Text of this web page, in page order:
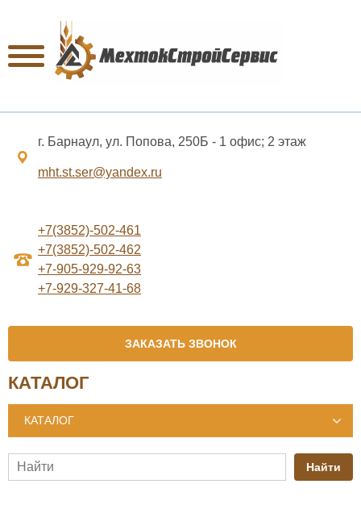
г. Барнаул, ул. Попова, 250Б - 1 офис; 2 этаж
mht.st.ser@yandex.ru
+7(3852)-502-461
+7(3852)-502-462
+7-905-929-92-63
+7-929-327-41-68
ЗАКАЗАТЬ ЗВОНОК
КАТАЛОГ
КАТАЛОГ
Найти